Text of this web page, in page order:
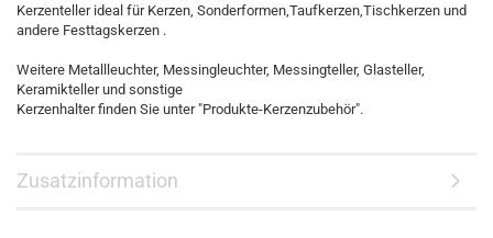
Kerzenteller ideal für Kerzen, Sonderformen,Taufkerzen,Tischkerzen und
andere Festtagskerzen .
Weitere Metallleuchter, Messingleuchter, Messingteller, Glasteller,
Keramikteller und sonstige
Kerzenhalter finden Sie unter "Produkte-Kerzenzubehör".
Zusatzinformation